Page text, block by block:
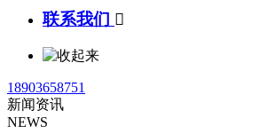
联系我们 
18903658751
新闻资讯
NEWS